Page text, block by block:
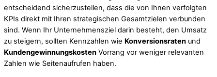
entscheidend sicherzustellen, dass die von Ihnen verfolgten
KPIs direkt mit Ihren strategischen Gesamtzielen verbunden
sind. Wenn Ihr Unternehmensziel darin besteht, den Umsatz
zu steigern, sollten Kennzahlen wie Konversionsraten und
Kundengewinnungskosten Vorrang vor weniger relevanten
Zahlen wie Seitenaufrufen haben.